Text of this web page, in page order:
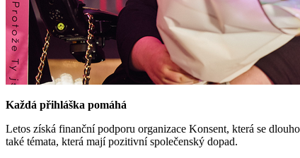
Každá přihláška pomáhá
Letos získá finanční podporu organizace Konsent, která se
také témata, která mají pozitivní společenský dopad.